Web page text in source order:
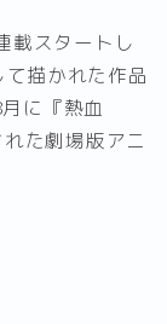
載スタートし
描かれた作品
に『熱血
た劇場版アニ